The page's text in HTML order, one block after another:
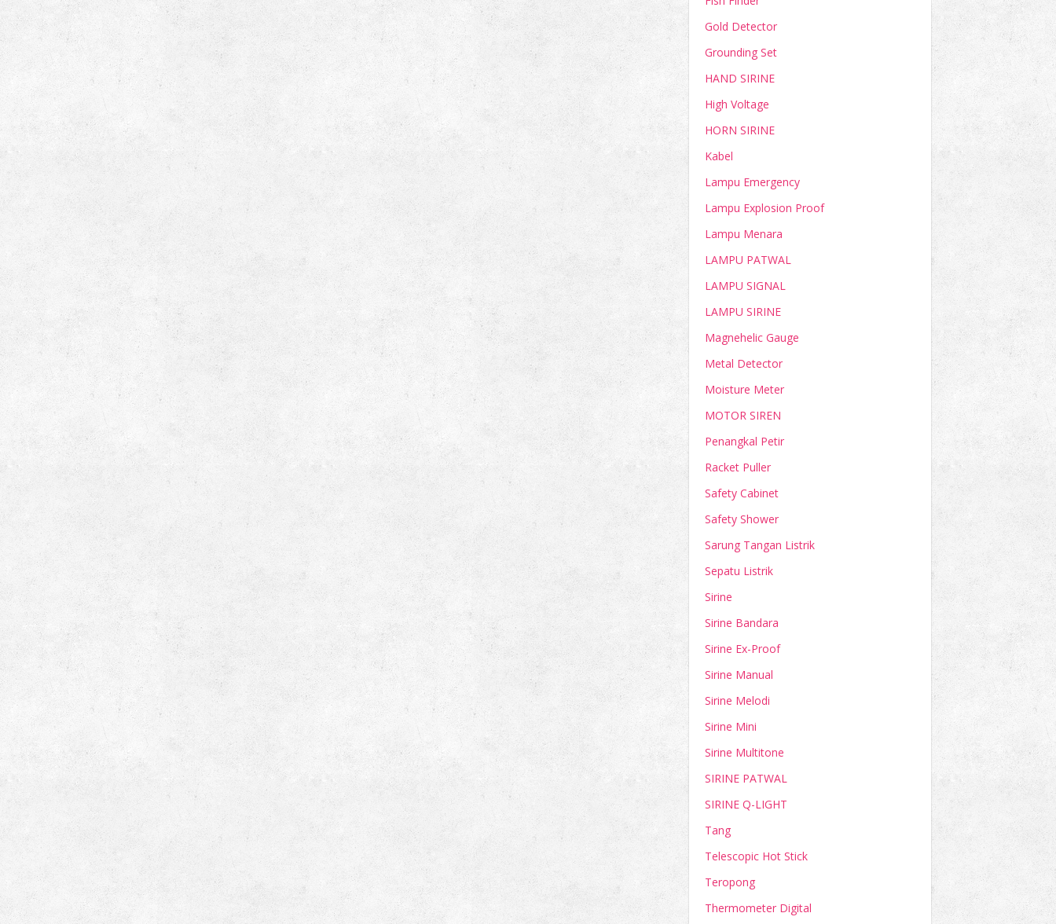
Gold Detector
Grounding Set
HAND SIRINE
High Voltage
HORN SIRINE
Kabel
Lampu Emergency
Lampu Explosion Proof
Lampu Menara
LAMPU PATWAL
LAMPU SIGNAL
LAMPU SIRINE
Magnehelic Gauge
Metal Detector
Moisture Meter
MOTOR SIREN
Penangkal Petir
Racket Puller
Safety Cabinet
Safety Shower
Sarung Tangan Listrik
Sepatu Listrik
Sirine
Sirine Bandara
Sirine Ex-Proof
Sirine Manual
Sirine Melodi
Sirine Mini
Sirine Multitone
SIRINE PATWAL
SIRINE Q-LIGHT
Tang
Telescopic Hot Stick
Teropong
Thermometer Digital